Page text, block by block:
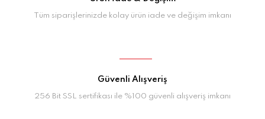
Tüm siparişlerinizde kolay ürün iade ve değişim imkanı
Güvenli Alışveriş
256 Bit SSL sertifikası ile %100 güvenli alışveriş imkanı